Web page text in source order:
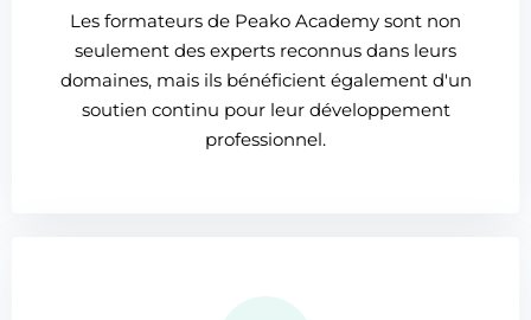
Les formateurs de Peako Academy sont non
seulement des experts reconnus dans leurs
domaines, mais ils bénéficient également d'un
soutien continu pour leur développement
professionnel.